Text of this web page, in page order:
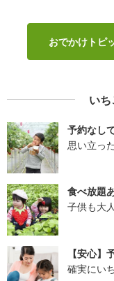
おでかけトピ
い
予約なし
思い立っ
食べ放題
子供も大
【安心】
確実にい